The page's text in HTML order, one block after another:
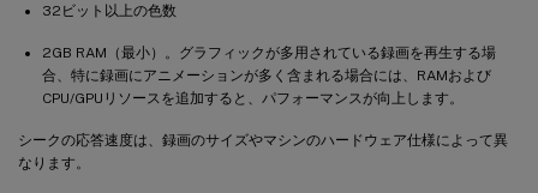
32ビット以上の色数
2GB RAM（最小）。グラフィックが多用されている録画を再生する場
合、特に録画にアニメーションが多く含まれる場合には、RAMおよび
CPU/GPUリソースを追加すると、パフォーマンスが向上します。
シークの応答速度は、録画のサイズやマシンのハードウェア仕様によって異
なります。